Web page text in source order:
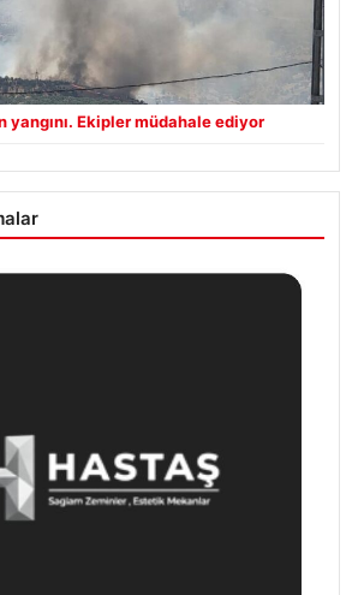
yangını. Ekipler müdahale ediyor